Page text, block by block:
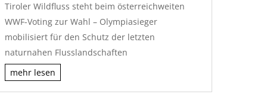
Tiroler Wildfluss steht beim österreichweiten
WWF-Voting zur Wahl – Olympiasieger
mobilisiert für den Schutz der letzten
naturnahen Flusslandschaften
mehr lesen